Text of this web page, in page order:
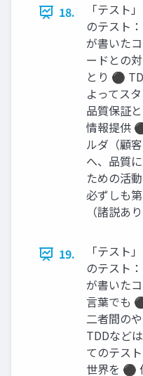
18.
「テスト
のテスト
が書いた
ードとの
とり ⚫
よってス
品質保証
情報提供
ルダ（顧
へ、品質
ための活
必ずしも
（諸説あ
19.
「テスト
のテスト
が書いた
言葉でも
二者間の
TDDなど
てのテス
世界を ⚫